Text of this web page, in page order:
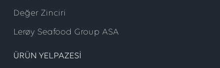
Değer Zinciri
Lerøy Seafood Group ASA
ÜRÜN YELPAZESI